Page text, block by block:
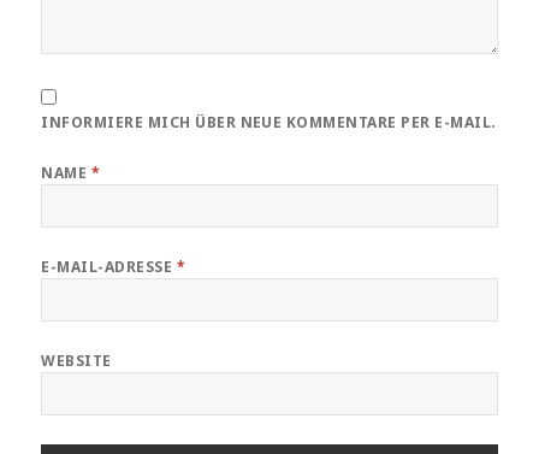
INFORMIERE MICH ÜBER NEUE KOMMENTARE PER E-MAIL.
NAME *
E-MAIL-ADRESSE *
WEBSITE